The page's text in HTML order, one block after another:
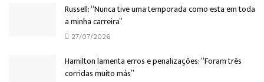
Russell: “Nunca tive uma temporada como esta em toda
a minha carreira”
27/07/2026
Hamilton lamenta erros e penalizações: “Foram três
corridas muito más”